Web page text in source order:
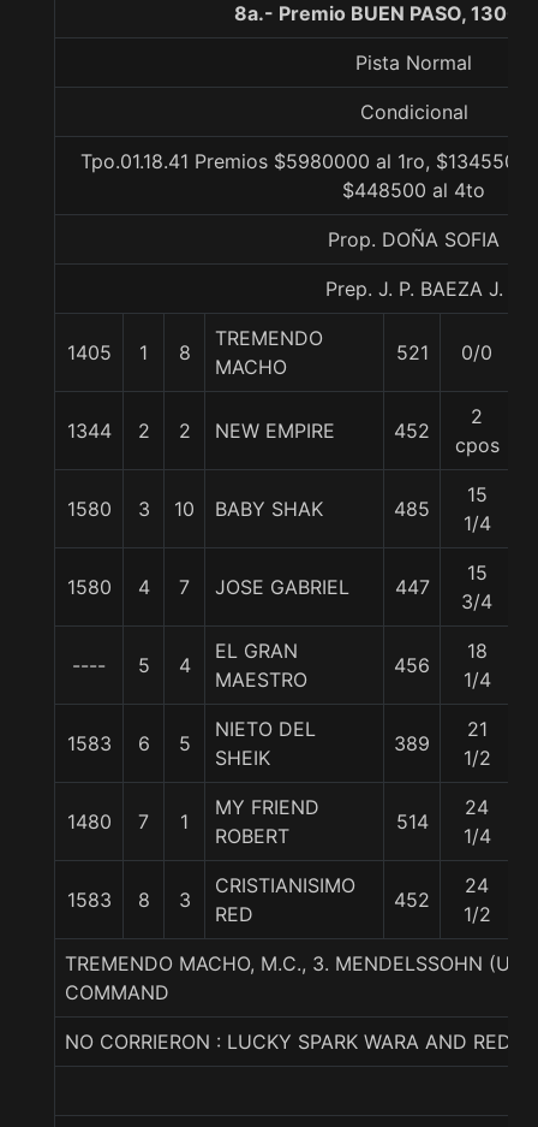
8a.- Premio BUEN PASO, 1300
Pista Normal
Condicional
Tpo.01.18.41 Premios $5980000 al 1ro,
$448500 al 4to
Prop. DOÑA SOFIA
Prep. J. P. BAEZA J.
1405 1 8
TREMENDO
MACHO
521 0/0
1344 2 2 NEW EMPIRE 452
2
cpos
1580 3 10 BABY SHAK 485
15
1/4
1580 4 7 JOSE GABRIEL 447
15
3/4
---- 5 4
EL GRAN
MAESTRO
456
18
1/4
1583 6 5
NIETO DEL
SHEIK
389
21
1/2
1480 7 1
MY FRIEND
ROBERT
514
24
1/4
1583 8 3
CRISTIANISIMO
RED
452
24
1/2
TREMENDO MACHO, M.C., 3. MENDELSSOHN
COMMAND
NO CORRIERON : LUCKY SPARK WARA AND RED